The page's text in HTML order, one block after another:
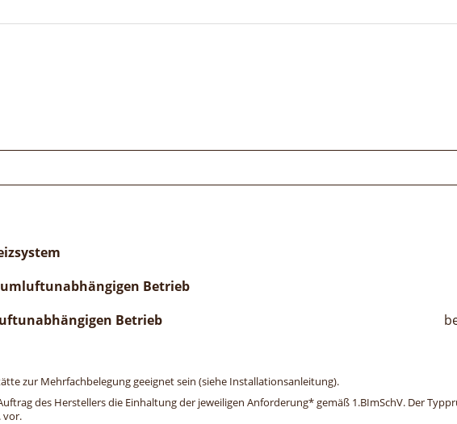
Betrieb
Betrieb
zur Mehrfachbelegung geeignet sein (siehe Installationsanleitung).
des Herstellers die Einhaltung der jeweiligen Anforderung* gemäß 1.BImSchV. Der
vor.